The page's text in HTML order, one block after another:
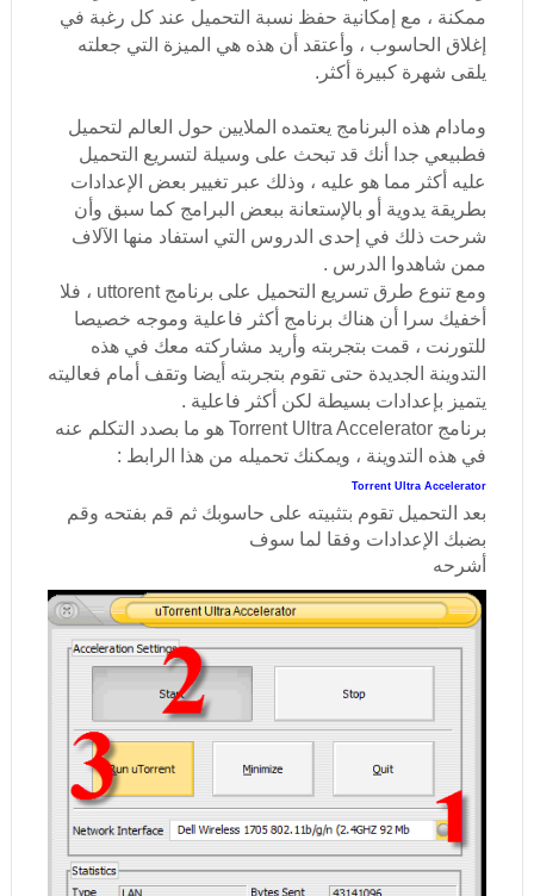
ممكنة ، مع إمكانية حفظ نسبة التحميل عند كل رغبة في
إغلاق الحاسوب ، وأعتقد أن هذه هي الميزة التي جعلته
يلقى شهرة كبيرة أكثر.
ومادام هذه البرنامج يعتمده الملايين حول العالم لتحميل
فطبيعي جدا أنك قد تبحث على وسيلة لتسريع التحميل
عليه أكثر مما هو عليه ، وذلك عبر تغيير بعض الإعدادات
بطريقة يدوية أو بالإستعانة ببعض البرامج كما سبق وأن
شرحت ذلك في إحدى الدروس التي استفاد منها الآلاف
ممن شاهدوا الدرس .
ومع تنوع طرق تسريع التحميل على برنامج uttorent ، فلا
أخفيك سرا أن هناك برنامج أكثر فاعلية وموجه خصيصا
للتورنت ، قمت بتجربته وأريد مشاركته معك في هذه
التدوينة الجديدة حتى تقوم بتجربته أيضا وتقف أمام فعاليته
يتميز بإعدادات بسيطة لكن أكثر فاعلية .
برنامج Torrent Ultra Accelerator هو ما بصدد التكلم عنه
في هذه التدوينة ، ويمكنك تحميله من هذا الرابط :
Torrent Ultra Accelerator
بعد التحميل تقوم بتثبيته على حاسوبك ثم قم بفتحه وقم
بضبك الإعدادات وفقا لما سوف
أشرحه